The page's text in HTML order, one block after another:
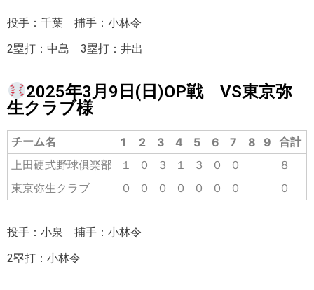
投手：千葉 捕手：小林令
2塁打：中島 3塁打：井出
2025年3月9日(日)OP戦 VS東京弥
生クラブ様
チーム名 1 2 3 4 5 6 7 8 9 合計
上田硬式野球俱楽部
１ ０ ３ １ ３ ０ ０
８
東京弥生クラブ
０ ０ ０ ０ ０ ０ ０ ０
投手：小泉 捕手：小林令
2塁打：小林令